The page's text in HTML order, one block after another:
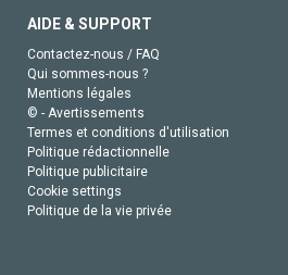
AIDE & SUPPORT
Contactez-nous / FAQ
Qui sommes-nous ?
Mentions légales
© - Avertissements
Termes et conditions d'utilisation
Politique rédactionnelle
Politique publicitaire
Cookie settings
Politique de la vie privée